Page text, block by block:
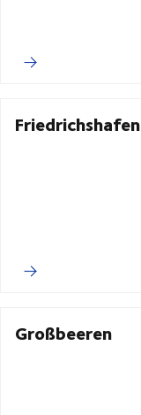
Friedrichshafen
Großbeeren